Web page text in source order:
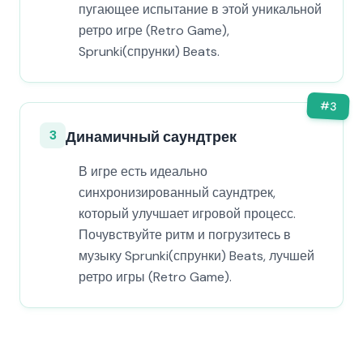
пугающее испытание в этой уникальной
ретро игре (Retro Game),
Sprunki(спрунки) Beats.
#3
3 Динамичный саундтрек
В игре есть идеально
синхронизированный саундтрек,
который улучшает игровой процесс.
Почувствуйте ритм и погрузитесь в
музыку Sprunki(спрунки) Beats, лучшей
ретро игры (Retro Game).